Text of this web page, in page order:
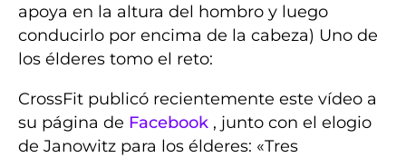
apoya en la altura del hombro y luego
conducirlo por encima de la cabeza) Uno de
los élderes tomo el reto:
CrossFit publicó recientemente este vídeo a
su página de Facebook , junto con el elogio
de Janowitz para los élderes: «Tres